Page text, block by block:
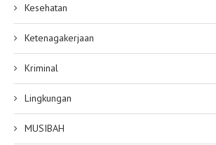
Kesehatan
Ketenagakerjaan
Kriminal
Lingkungan
MUSIBAH